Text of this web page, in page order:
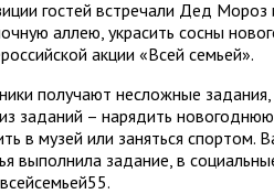
гостей встречали Дед Мороз
аллею, украсить сосны
акции «Всей семьей».
получают несложные
заданий – нарядить
в музей или заняться спортом.
выполнила задание, в